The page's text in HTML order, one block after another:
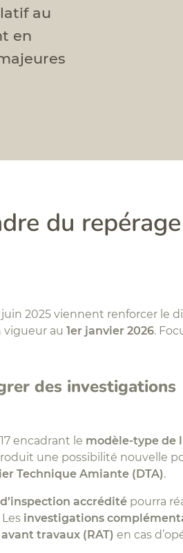
au
en
du
juin 2025 viennent renforcer le
vigueur au 1er janvier 2026.
des investigations
encadrant le modèle-type de
une possibilité nouvelle
Technique Amiante (DTA).
accrédité pourra
investigations
travaux (RAT) en cas